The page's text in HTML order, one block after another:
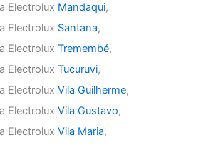
Electrolux Mandaqui,
Electrolux Santana,
ElectroluxTremembé,
ElectroluxTucuruvi,
ElectroluxVila Guilherme,
ElectroluxVila Gustavo,
ElectroluxVila Maria,